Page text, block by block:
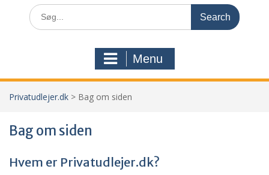
Search
for:
Menu
Privatudlejer.dk > Bag om siden
Bag om siden
Hvem er Privatudlejer.dk?